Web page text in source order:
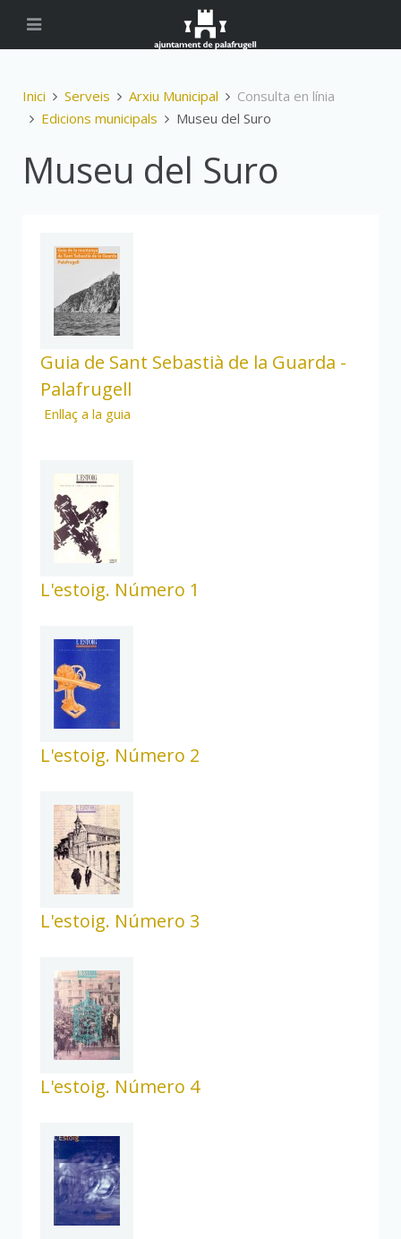
Inici Serveis Arxiu Municipal
Consulta en línia
Edicions municipals
Museu del Suro
Museu del Suro
Guia de Sant Sebastià de la Guarda -
Palafrugell
Enllaç a la guia
L'estoig. Número 1
L'estoig. Número 2
L'estoig. Número 3
L'estoig. Número 4